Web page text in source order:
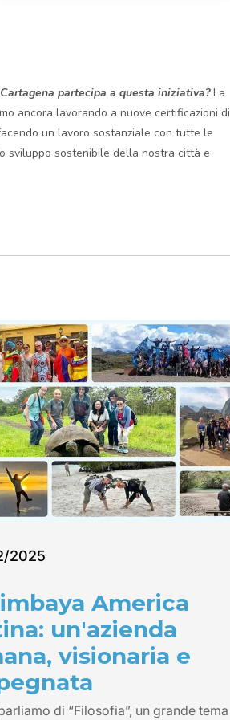
partecipa a questa iniziativa? La
ancora lavorando a nuove certificazioni di
un lavoro sostanziale con tutte le
sviluppo sostenibile della nostra città e
2025
America
un'azienda
visionaria e
di “Filosofia”, un grande tema